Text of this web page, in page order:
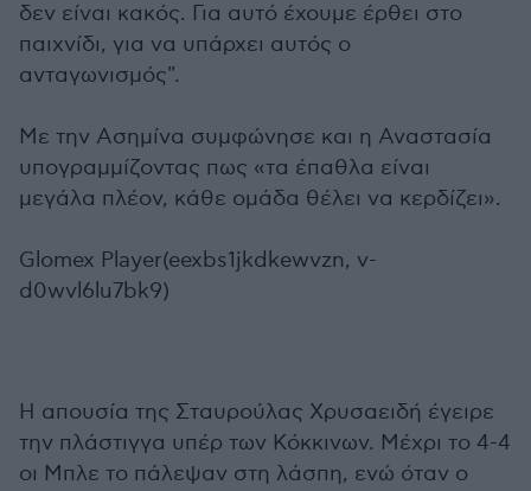
δεν είναι κακός. Για αυτό έχουμε έρθει στο
παιχνίδι, για να υπάρχει αυτός ο
ανταγωνισμός".
Με την Ασημίνα συμφώνησε και η Αναστασία
υπογραμμίζοντας πως «τα έπαθλα είναι
μεγάλα πλέον, κάθε ομάδα θέλει να κερδίζει».
Glomex Player(eexbs1jkdkewvzn, v-
d0wvl6lu7bk9)
Η απουσία της Σταυρούλας Χρυσαειδή έγειρε
την πλάστιγγα υπέρ των Κόκκινων. Μέχρι το 4-4
οι Μπλε το πάλεψαν στη λάσπη, ενώ όταν ο